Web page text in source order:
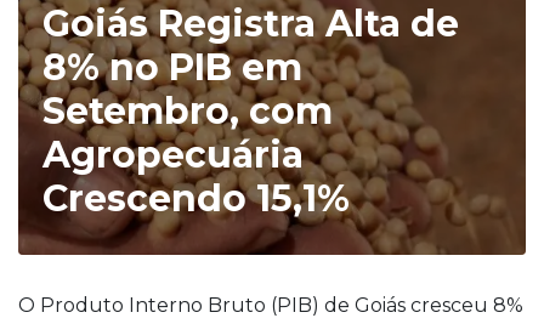
Goiás Registra Alta de
8% no PIB em
Setembro, com
Agropecuária
Crescendo 15,1%
O Produto Interno Bruto (PIB) de Goiás cresceu 8%